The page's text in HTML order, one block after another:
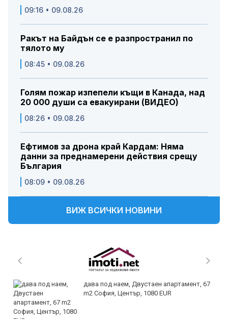
09:16 • 09.08.26
Ракът на Байдън се е разпространил по
тялото му
08:45 • 09.08.26
Голям пожар изпепели къщи в Канада, над
20 000 души са евакуирани (ВИДЕО)
08:26 • 09.08.26
Ефтимов за дрона край Кардам: Няма
данни за преднамерени действия срещу
България
08:09 • 09.08.26
ВИЖ ВСИЧКИ НОВИНИ
дава под наем, Двустаен апартамент, 67
m2 София, Център, 1080 EUR